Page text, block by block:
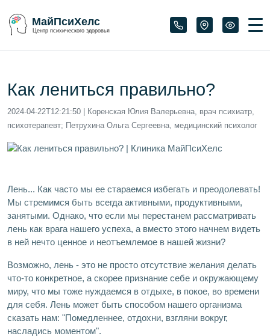
МайПсиХелс
Центр психического здоровья
Как лениться правильно?
2024-04-22T12:21:50 | Коренская Юлия Валерьевна, врач психиатр,
психотерапевт; Петрухина Ольга Сергеевна, медицинский психолог
Лень... Как часто мы ее стараемся избегать и преодолевать!
Мы стремимся быть всегда активными, продуктивными,
занятыми. Однако, что если мы перестанем рассматривать
лень как врага нашего успеха, а вместо этого начнем видеть
в ней нечто ценное и неотъемлемое в нашей жизни?
Возможно, лень - это не просто отсутствие желания делать
что-то конкретное, а скорее признание себе и окружающему
миру, что мы тоже нуждаемся в отдыхе, в покое, во времени
для себя. Лень может быть способом нашего организма
сказать нам: "Помедленнее, отдохни, взгляни вокруг,
насладись моментом".